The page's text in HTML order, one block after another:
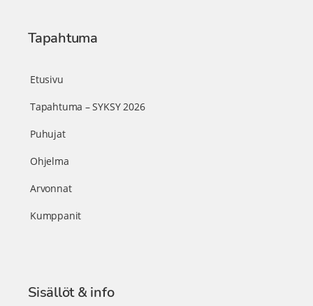
Tapahtuma
Etusivu
Tapahtuma – SYKSY 2026
Puhujat
Ohjelma
Arvonnat
Kumppanit
Sisällöt & info